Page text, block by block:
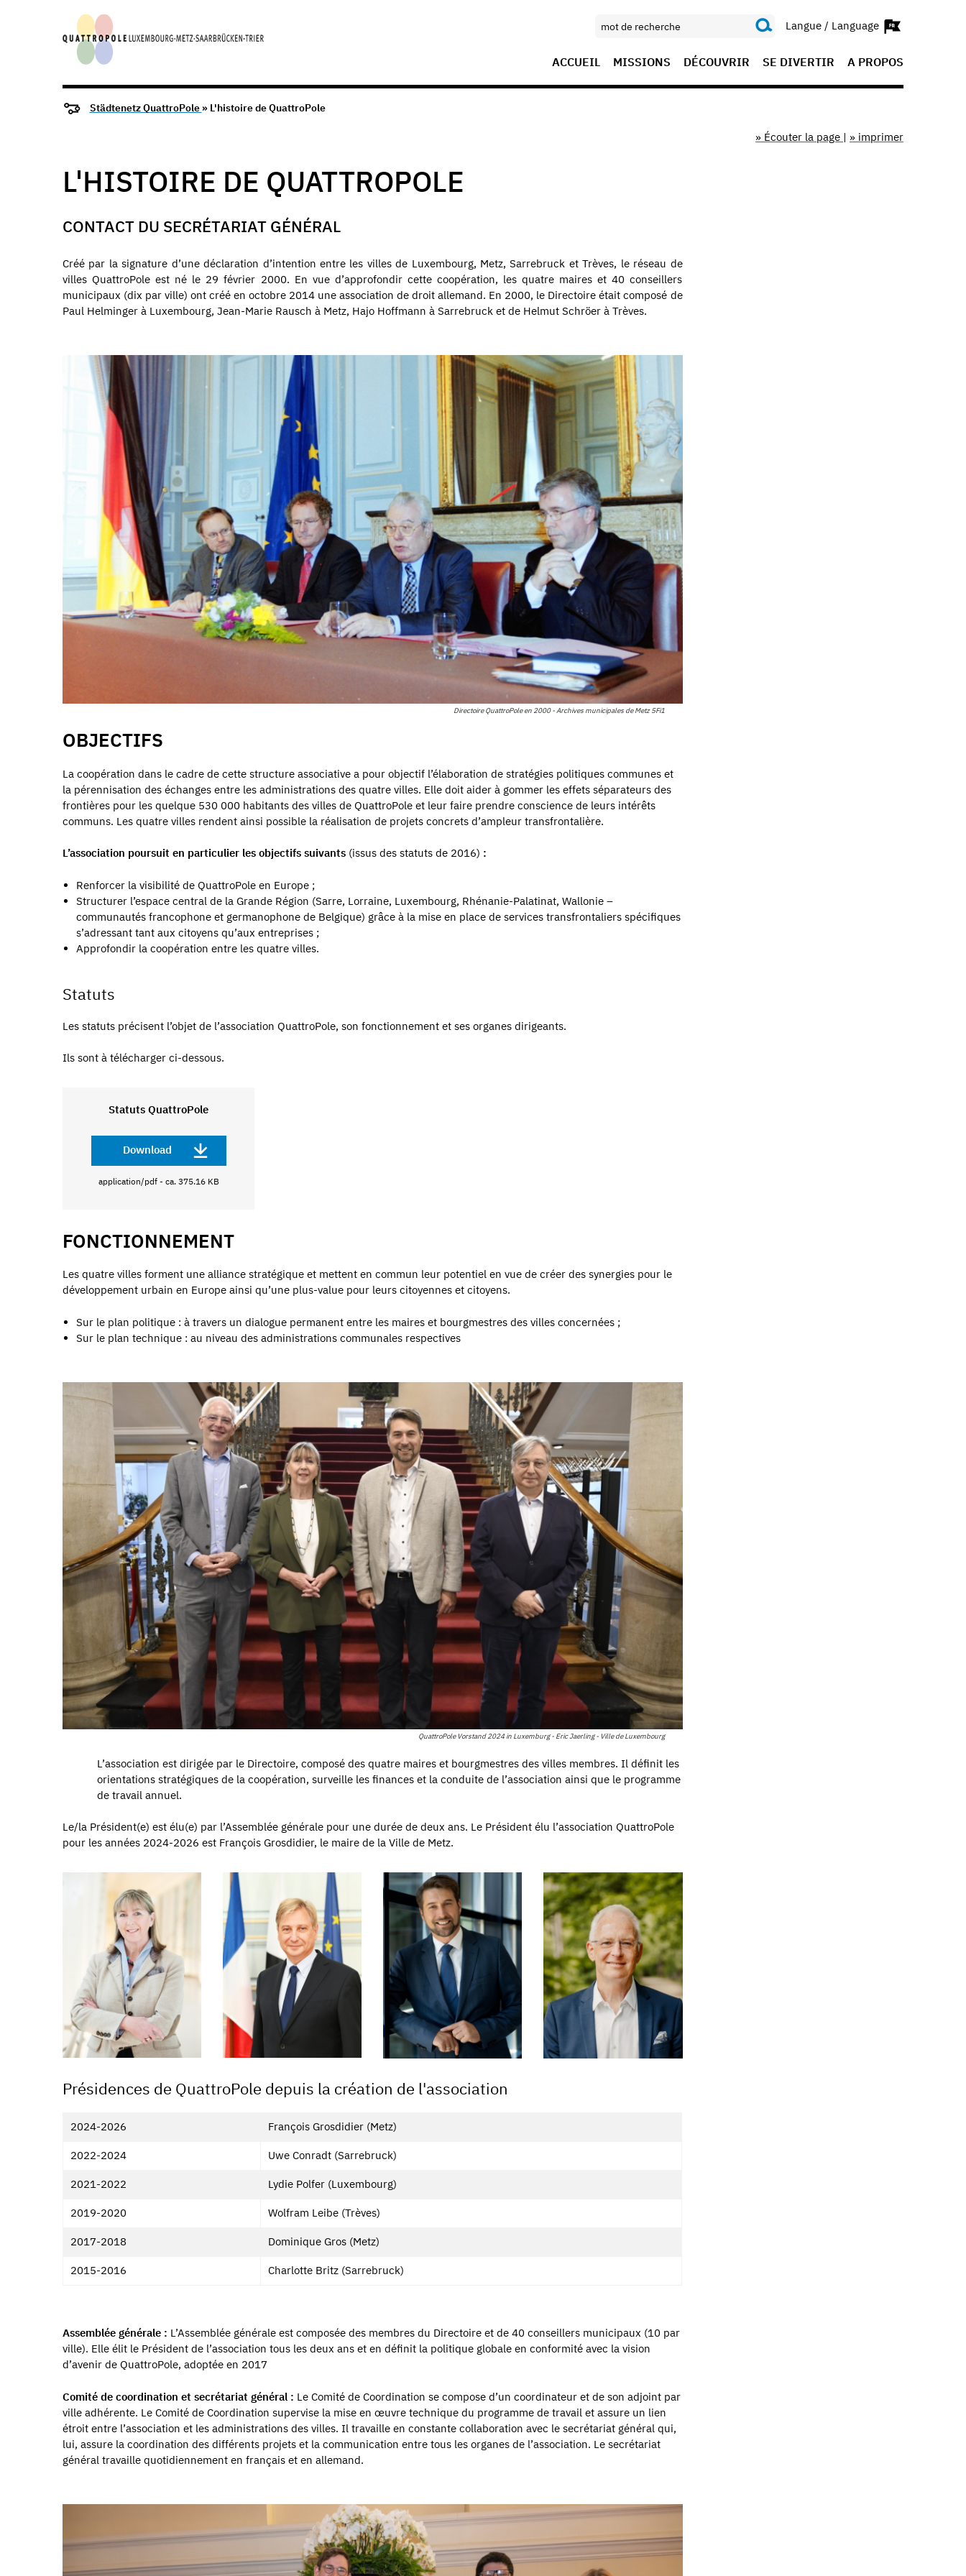
Langue / Language
ACCUEIL MISSIONS DÉCOUVRIR SE DIVERTIR A PROPOS
Städtenetz QuattroPole » L'histoire de QuattroPole
» Écouter la page | » imprimer
L'HISTOIRE DE QUATTROPOLE
CONTACT DU SECRÉTARIAT GÉNÉRAL
Créé par la signature d’une déclaration d’intention entre les villes de Luxembourg, Metz, Sarrebruck et Trèves, le réseau de
villes QuattroPole est né le 29 février 2000. En vue d’approfondir cette coopération, les quatre maires et 40 conseillers
municipaux (dix par ville) ont créé en octobre 2014 une association de droit allemand. En 2000, le Directoire était composé de
Paul Helminger à Luxembourg, Jean-Marie Rausch à Metz, Hajo Hoffmann à Sarrebruck et de Helmut Schröer à Trèves.
Directoire QuattroPole en 2000 - Archives municipales de Metz 5Fi1
OBJECTIFS
La coopération dans le cadre de cette structure associative a pour objectif l’élaboration de stratégies politiques communes et
la pérennisation des échanges entre les administrations des quatre villes. Elle doit aider à gommer les effets séparateurs des
frontières pour les quelque 530 000 habitants des villes de QuattroPole et leur faire prendre conscience de leurs intérêts
communs. Les quatre villes rendent ainsi possible la réalisation de projets concrets d’ampleur transfrontalière.
L’association poursuit en particulier les objectifs suivants (issus des statuts de 2016) :
Renforcer la visibilité de QuattroPole en Europe ;
Structurer l’espace central de la Grande Région (Sarre, Lorraine, Luxembourg, Rhénanie-Palatinat, Wallonie –
communautés francophone et germanophone de Belgique) grâce à la mise en place de services transfrontaliers spécifiques
s’adressant tant aux citoyens qu’aux entreprises ;
Approfondir la coopération entre les quatre villes.
Statuts
Les statuts précisent l’objet de l’association QuattroPole, son fonctionnement et ses organes dirigeants.
Ils sont à télécharger ci-dessous.
Statuts QuattroPole
Download
application/pdf - ca. 375.16 KB
FONCTIONNEMENT
Les quatre villes forment une alliance stratégique et mettent en commun leur potentiel en vue de créer des synergies pour le
développement urbain en Europe ainsi qu’une plus-value pour leurs citoyennes et citoyens.
Sur le plan politique : à travers un dialogue permanent entre les maires et bourgmestres des villes concernées ;
Sur le plan technique : au niveau des administrations communales respectives
QuattroPole Vorstand 2024 in Luxemburg - Eric Jaerling - Ville de Luxembourg
L’association est dirigée par le Directoire, composé des quatre maires et bourgmestres des villes membres. Il définit les
orientations stratégiques de la coopération, surveille les finances et la conduite de l’association ainsi que le programme
de travail annuel.
Le/la Président(e) est élu(e) par l’Assemblée générale pour une durée de deux ans. Le Président élu l’association QuattroPole
pour les années 2024-2026 est François Grosdidier, le maire de la Ville de Metz.
Présidences de QuattroPole depuis la création de l'association
2024-2026 François Grosdidier (Metz)
2022-2024 Uwe Conradt (Sarrebruck)
2021-2022 Lydie Polfer (Luxembourg)
2019-2020 Wolfram Leibe (Trèves)
2017-2018 Dominique Gros (Metz)
2015-2016 Charlotte Britz (Sarrebruck)
Assemblée générale : L’Assemblée générale est composée des membres du Directoire et de 40 conseillers municipaux (10 par
ville). Elle élit le Président de l’association tous les deux ans et en définit la politique globale en conformité avec la vision
d’avenir de QuattroPole, adoptée en 2017
Comité de coordination et secrétariat général : Le Comité de Coordination se compose d’un coordinateur et de son adjoint par
ville adhérente. Le Comité de Coordination supervise la mise en œuvre technique du programme de travail et assure un lien
étroit entre l’association et les administrations des villes. Il travaille en constante collaboration avec le secrétariat général qui,
lui, assure la coordination des différents projets et la communication entre tous les organes de l’association. Le secrétariat
général travaille quotidiennement en français et en allemand.